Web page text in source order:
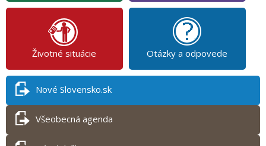
Životné situácie Otázky a odpovede
Nové Slovensko.sk
Všeobecná agenda